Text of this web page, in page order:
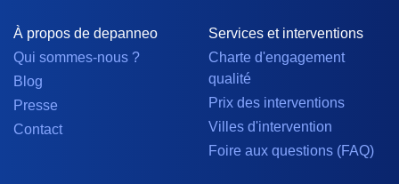
À propos de depanneo
Qui sommes-nous ?
Blog
Presse
Contact
Services et interventions
Charte d'engagement
qualité
Prix des interventions
Villes d'intervention
Foire aux questions (FAQ)